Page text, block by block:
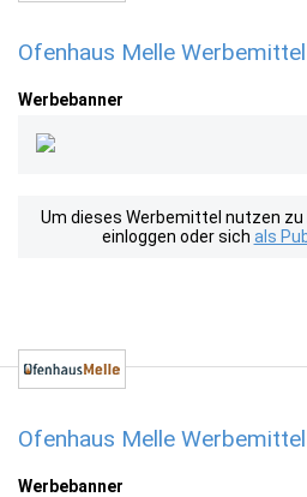
Ofenhaus Melle
Werbebanner
Um dieses Werbemittel nutzen zu
einloggen oder sich als
Ofenhaus Melle
Werbebanner